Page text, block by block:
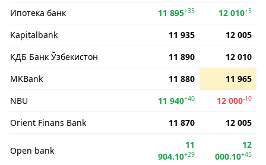
Ипотека банк
11 895+35 12 010+5
Kapitalbank 11 935
12 005
КДБ Банк Ўзбекистон
11 890
12 010
MKBank
11 880
11 965
NBU
11 940+40 12 000-10
Orient Finans Bank 11 870 12 005
Open bank
11
904.10+29
12
000.10+45